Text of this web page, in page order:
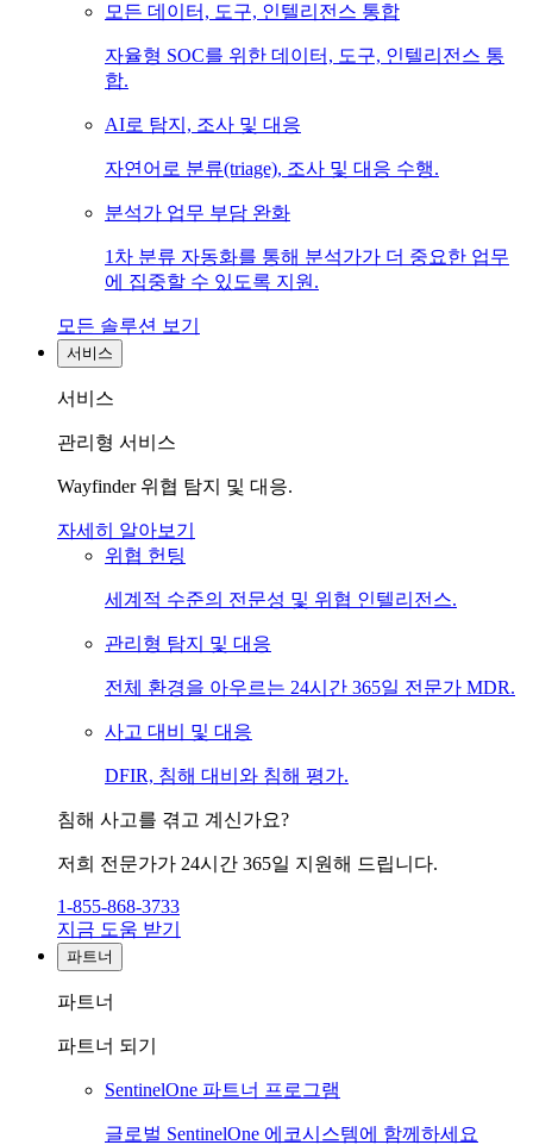
모든 데이터, 도구, 인텔리전스 통합
자율형 SOC를 위한 데이터, 도구, 인텔리전스 통
합.
AI로 탐지, 조사 및 대응
자연어로 분류(triage), 조사 및 대응 수행.
분석가 업무 부담 완화
1차 분류 자동화를 통해 분석가가 더 중요한 업무
에 집중할 수 있도록 지원.
모든 솔루션 보기
서비스
서비스
관리형 서비스
Wayfinder 위협 탐지 및 대응.
자세히 알아보기
위협 헌팅
세계적 수준의 전문성 및 위협 인텔리전스.
관리형 탐지 및 대응
전체 환경을 아우르는 24시간 365일 전문가 MDR.
사고 대비 및 대응
DFIR, 침해 대비와 침해 평가.
침해 사고를 겪고 계신가요?
저희 전문가가 24시간 365일 지원해 드립니다.
1-855-868-3733
지금 도움 받기
파트너
파트너
파트너 되기
SentinelOne 파트너 프로그램
글로벌 SentinelOne 에코시스템에 함께하세요